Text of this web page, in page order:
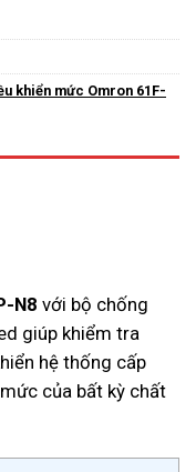
khiển mức Omron 61F-
N8 với bộ chống
giúp khiểm tra
hệ thống cấp
của bất kỳ chất